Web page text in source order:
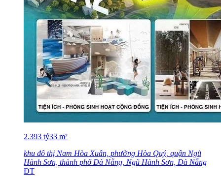
2.393 tỷ33 m²
khu đô thị Nam Hòa Xuân, phường Hòa Quý, quận Ngũ
Hành Sơn, thành phố Đà Nẵng, Ngũ Hành Sơn, Đà Nẵng
ĐT